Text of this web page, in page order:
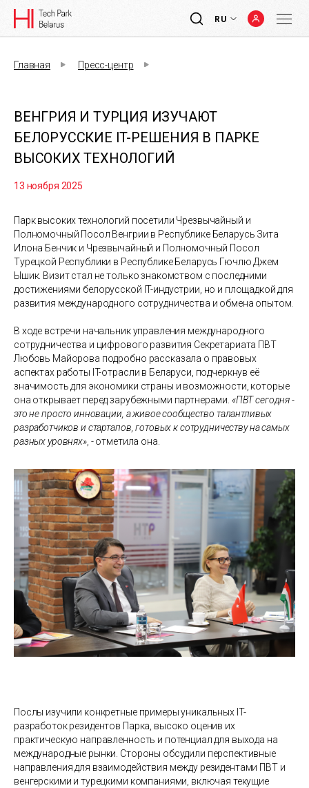
RU
Главная Пресс-центр
ВЕНГРИЯ И ТУРЦИЯ ИЗУЧАЮТ
БЕЛОРУССКИЕ IT-РЕШЕНИЯ В ПАРКЕ
ВЫСОКИХ ТЕХНОЛОГИЙ
13 ноября 2025
Парк высоких технологий посетили Чрезвычайный и
Полномочный Посол Венгрии в Республике Беларусь Зита
Илона Бенчик и Чрезвычайный и Полномочный Посол
Турецкой Республики в Республике Беларусь Гючлю Джем
Ышик. Визит стал не только знакомством с последними
достижениями белорусской IT-индустрии, но и площадкой для
развития международного сотрудничества и обмена опытом.
В ходе встречи начальник управления международного
сотрудничества и цифрового развития Секретариата ПВТ
Любовь Майорова подробно рассказала о правовых
аспектах работы IT-отрасли в Беларуси, подчеркнув её
значимость для экономики страны и возможности, которые
она открывает перед зарубежными партнерами. «ПВТ сегодня -
это не просто инновации, а живое сообщество талантливых
разработчиков и стартапов, готовых к сотрудничеству на самых
разных уровнях», - отметила она.
Послы изучили конкретные примеры уникальных IT-
разработок резидентов Парка, высоко оценив их
практическую направленность и потенциал для выхода на
международные рынки. Стороны обсудили перспективные
направления для взаимодействия между резидентами ПВТ и
венгерскими и турецкими компаниями, включая текущие